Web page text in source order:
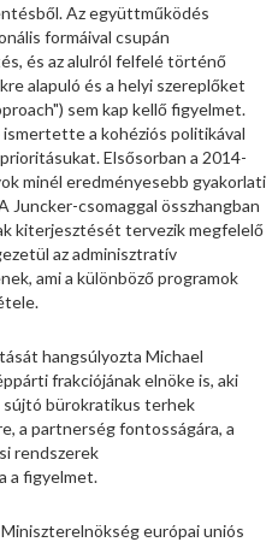
Az együttműködés
formáival csupán
és az alulról felfelé történő
alapuló és a helyi szereplőket
sem kap kellő figyelmet.
a kohéziós politikával
Elsősorban a 2014-
minél eredményesebb gyakorlati
Juncker-csomaggal összhangban
kiterjesztését tervezik megfelelő
az adminisztratív
ami a különböző programok
hangsúlyozta Michael
frakciójának elnöke is, aki
bürokratikus terhek
a partnerség fontosságára, a
rendszerek
a figyelmet.
európai uniós